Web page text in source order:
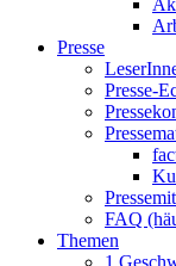
Presse
Presse-
FAQ
Themen
1